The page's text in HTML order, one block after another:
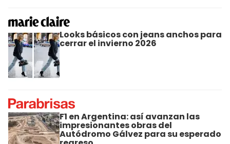
Looks básicos con jeans anchos para
cerrar el invierno 2026
F1 en Argentina: así avanzan las
impresionantes obras del
Autódromo Gálvez para su esperado